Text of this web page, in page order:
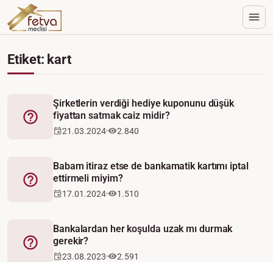
Etiket: kart
Fetva
Şirketlerin verdiği hediye kuponunu düşük
fiyattan satmak caiz midir?
21.03.2024 2.840
Fetva
Babam itiraz etse de bankamatik kartımı iptal
ettirmeli miyim?
17.01.2024 1.510
Fetva
Bankalardan her koşulda uzak mı durmak
gerekir?
23.08.2023 2.591